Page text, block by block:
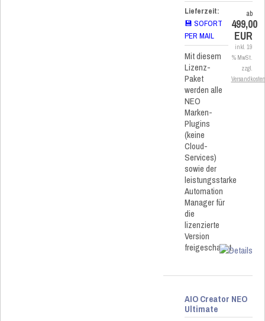
Lieferzeit:
💾 SOFORT
PER MAIL
Mit diesem
Lizenz-
Paket
werden alle
NEO
Marken-
Plugins
(keine
Cloud-
Services)
sowie der
leistungsstarke
Automation
Manager für
die
lizenzierte
Version
freigeschaltet.
ab
499,00
EUR
inkl. 19
% MwSt.
zzgl.
Versandkosten
AIO Creator NEO
Ultimate